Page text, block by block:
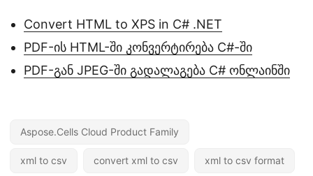
Convert HTML to XPS in C# .NET
PDF-ის HTML-ში კონვერტირება C#-ში
PDF-გან JPEG-ში გადალაგება C# ონლაინში
Aspose.Cells Cloud Product Family
xml to csv convert xml to csv xml to csv format